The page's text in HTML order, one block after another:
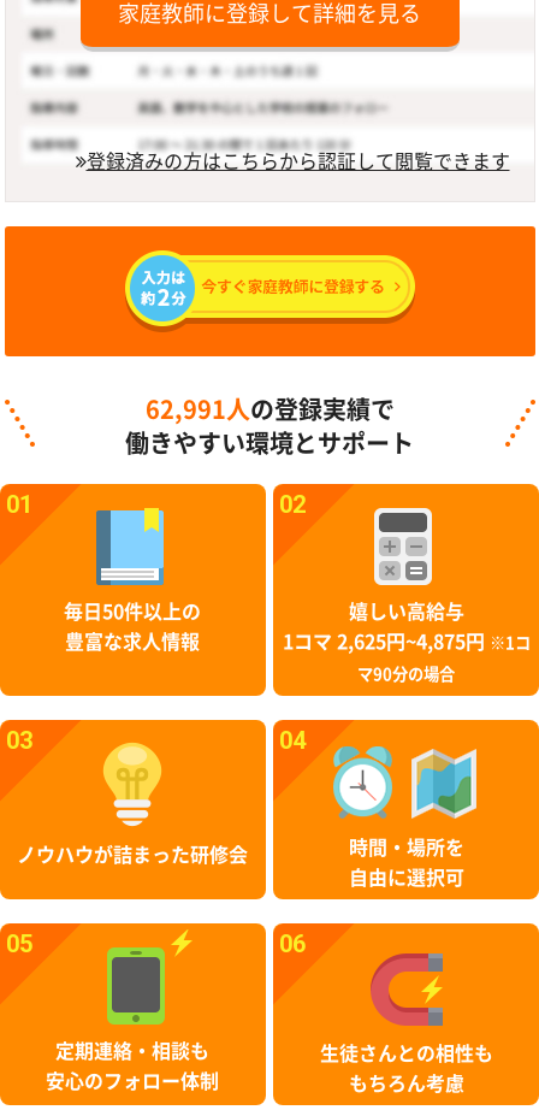
家庭教師に登録して詳細を見る
登録済みの方はこちらから認証して閲覧できます
62,991人 の登録実績で
働きやすい環境とサポート
01
毎日50件以上の
豊富な求人情報
02
嬉しい高給与
1コマ 2,625円~4,875円
※1コ
マ90分の場合
03
ノウハウが詰まった研修会
04
時間・場所を
自由に選択可
05
定期連絡・相談も
安心のフォロー体制
06
生徒さんとの相性も
もちろん考慮